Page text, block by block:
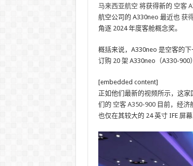
马来西亚航空 将获得新的 空客
航空公司的 A330neo 最近也 获
角逐 2024 年度客舱概念奖。
概括来说，A330neo 是空客的
订购 20 架 A330neo（A330-900
[embedded content]
正如他们最新的视频所示，这
们的 空客 A350-900目前，经济
也仅在其较大的 24 英寸 IFE 屏